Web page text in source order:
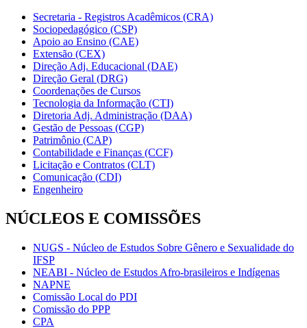
Secretaria - Registros Acadêmicos (CRA)
Sociopedagógico (CSP)
Apoio ao Ensino (CAE)
Extensão (CEX)
Direção Adj. Educacional (DAE)
Direção Geral (DRG)
Coordenações de Cursos
Tecnologia da Informação (CTI)
Diretoria Adj. Administração (DAA)
Gestão de Pessoas (CGP)
Patrimônio (CAP)
Contabilidade e Finanças (CCF)
Licitação e Contratos (CLT)
Comunicação (CDI)
Engenheiro
NÚCLEOS E COMISSÕES
NUGS - Núcleo de Estudos Sobre Gênero e Sexualidade do
IFSP
NEABI - Núcleo de Estudos Afro-brasileiros e Indígenas
NAPNE
Comissão Local do PDI
Comissão do PPP
CPA